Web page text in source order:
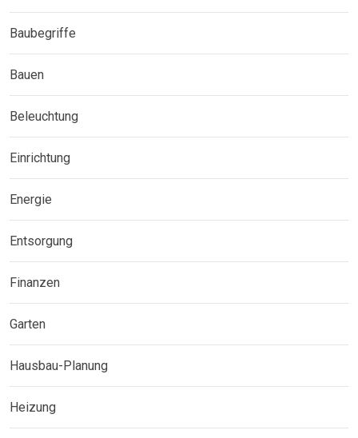
Baubegriffe
Bauen
Beleuchtung
Einrichtung
Energie
Entsorgung
Finanzen
Garten
Hausbau-Planung
Heizung